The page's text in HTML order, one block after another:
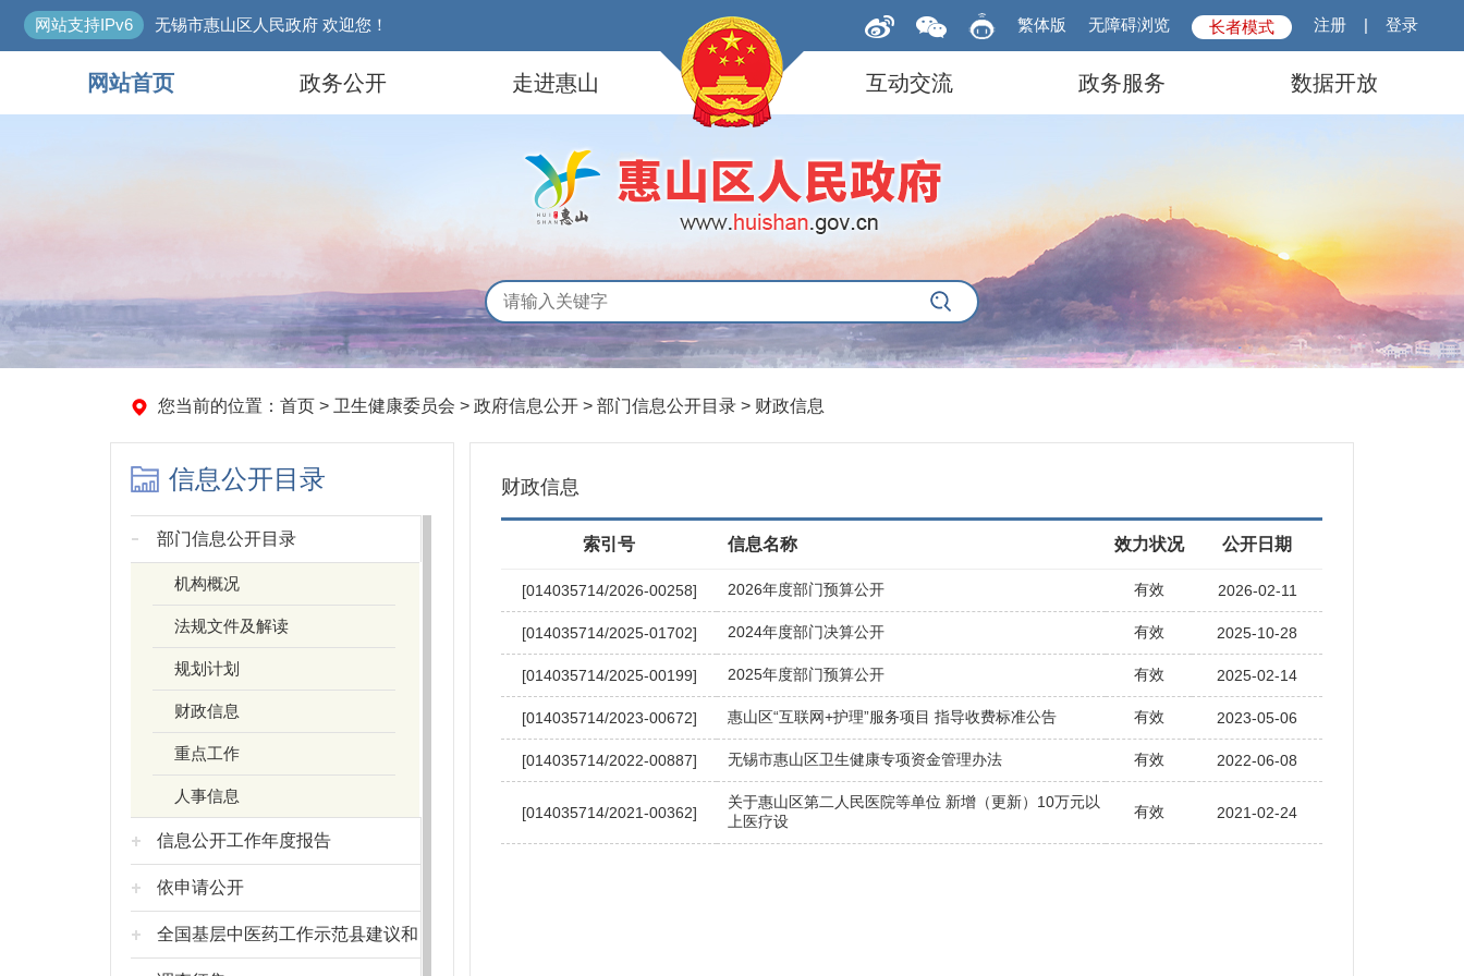
网站支持IPv6 无锡市惠山区人民政府 欢迎您！ 繁体版 无障碍浏览 长者模式 注册 | 登录
网站首页 政务公开 走进惠山 互动交流 政务服务 数据开放
您当前的位置： 首页 > 卫生健康委员会 > 政府信息公开 > 部门信息公开目录 > 财政信息
信息公开目录
部门信息公开目录
机构概况
法规文件及解读
规划计划
财政信息
重点工作
人事信息
信息公开工作年度报告
依申请公开
全国基层中医药工作示范县建议和
财政信息
索引号 信息名称 效力状况 公开日期
[014035714/2026-00258] 2026年度部门预算公开 有效 2026-02-11
[014035714/2025-01702] 2024年度部门决算公开 有效 2025-10-28
[014035714/2025-00199] 2025年度部门预算公开 有效 2025-02-14
[014035714/2023-00672] 惠山区“互联网+护理”服务项目 指导收费标准公告 有效 2023-05-06
[014035714/2022-00887] 无锡市惠山区卫生健康专项资金管理办法 有效 2022-06-08
[014035714/2021-00362]
关于惠山区第二人民医院等单位 新增（更新）10万元以
上医疗设
有效 2021-02-24